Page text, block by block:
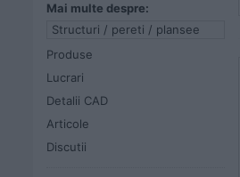
Mai multe despre:
Structuri / pereti / plansee
Produse
Lucrari
Detalii CAD
Articole
Discutii